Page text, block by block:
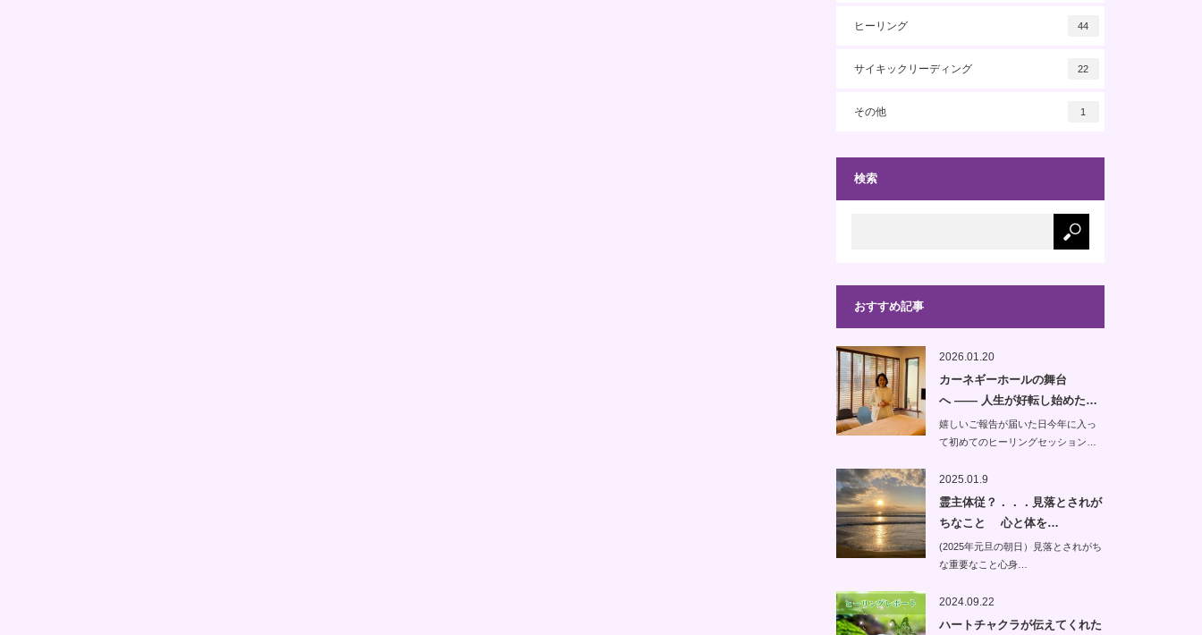
ヒーリング 44
サイキックリーディング 22
その他 1
検索
おすすめ記事
2026.01.20
カーネギーホールの舞台
へ —— 人生が好転し始めた…
嬉しいご報告が届いた日今年に入っ
て初めてのヒーリングセッション…
2025.01.9
霊主体従？．．．見落とされが
ちなこと 心と体を…
(2025年元旦の朝日）見落とされがち
な重要なこと心身…
2024.09.22
ハートチャクラが伝えてくれた